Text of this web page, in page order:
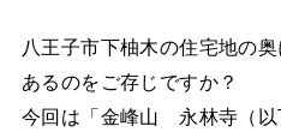
八王子市下柚木の住宅地の
あるのをご存じですか？
今回は「金峰山 永林寺（以